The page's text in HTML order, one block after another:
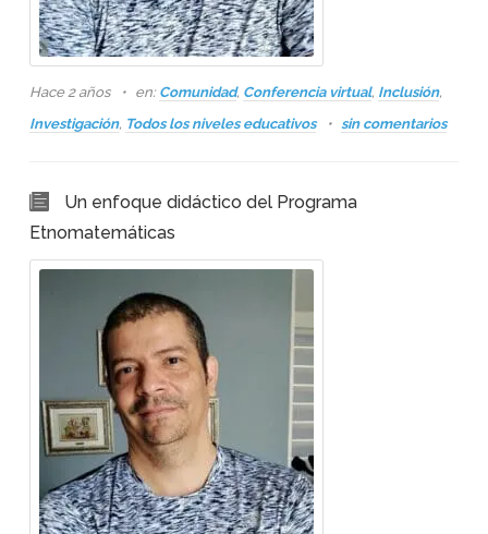
Hace 2 años en: Comunidad, Conferencia virtual, Inclusión,
Investigación, Todos los niveles educativos sin comentarios
Un enfoque didáctico del Programa
Etnomatemáticas